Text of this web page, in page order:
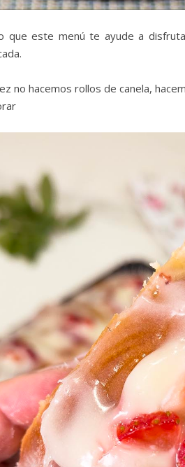
que este menú te ayude a
no hacemos rollos de canela,